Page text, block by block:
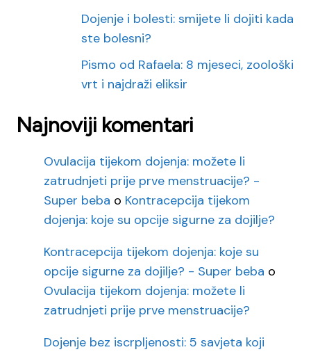
Dojenje i bolesti: smijete li dojiti kada
ste bolesni?
Pismo od Rafaela: 8 mjeseci, zoološki
vrt i najdraži eliksir
Najnoviji komentari
Ovulacija tijekom dojenja: možete li
zatrudnjeti prije prve menstruacije? -
Super beba o Kontracepcija tijekom
dojenja: koje su opcije sigurne za dojilje?
Kontracepcija tijekom dojenja: koje su
opcije sigurne za dojilje? - Super beba o
Ovulacija tijekom dojenja: možete li
zatrudnjeti prije prve menstruacije?
Dojenje bez iscrpljenosti: 5 savjeta koji